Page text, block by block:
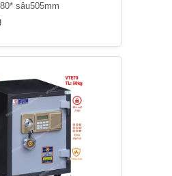
sâu505mm